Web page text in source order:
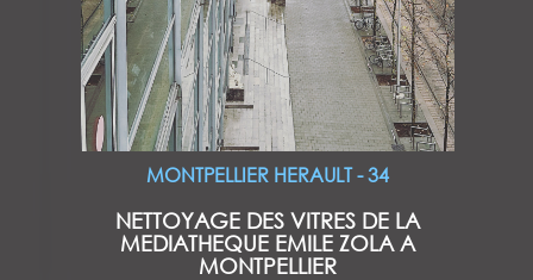
MONTPELLIER HERAULT - 34
NETTOYAGE DES VITRES DE LA
MEDIATHEQUE EMILE ZOLA A
MONTPELLIER